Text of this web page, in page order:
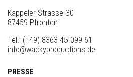
Kappeler Strasse 30
87459 Pfronten
Tel.: (+49) 8363 45 099 61
info@wackyproductions.de
PRESSE